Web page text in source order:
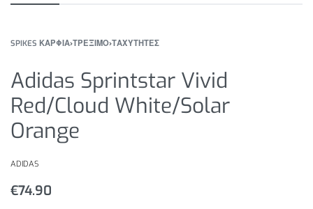
SPIKES ΚΑΡΦΙΑ›ΤΡΕΞΙΜΟ›ΤΑΧΥΤΗΤΕΣ
Adidas Sprintstar Vivid
Red/Cloud White/Solar
Orange
ADIDAS
€74.90